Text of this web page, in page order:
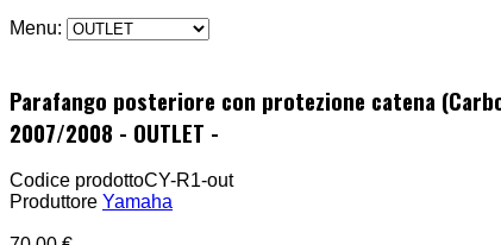
Menu:
Parafango posteriore con protezione catena
2007/2008 - OUTLET -
Codice prodottoCY-R1-out
Produttore Yamaha